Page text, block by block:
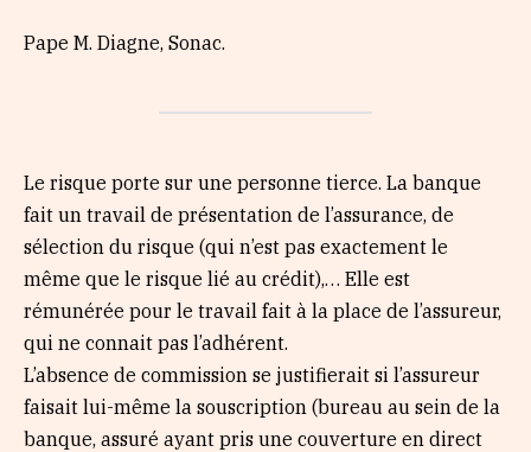
Pape M. Diagne, Sonac.
Le risque porte sur une personne tierce. La banque
fait un travail de présentation de l’assurance, de
sélection du risque (qui n’est pas exactement le
même que le risque lié au crédit),… Elle est
rémunérée pour le travail fait à la place de l’assureur,
qui ne connait pas l’adhérent.
L’absence de commission se justifierait si l’assureur
faisait lui-même la souscription (bureau au sein de la
banque, assuré ayant pris une couverture en direct